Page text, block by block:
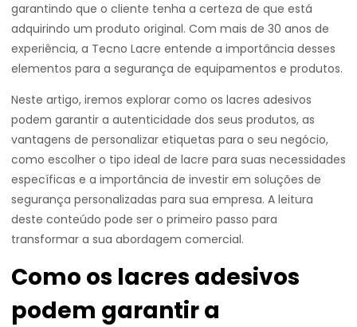
garantindo que o cliente tenha a certeza de que está
adquirindo um produto original. Com mais de 30 anos de
experiência, a Tecno Lacre entende a importância desses
elementos para a segurança de equipamentos e produtos.
Neste artigo, iremos explorar como os lacres adesivos
podem garantir a autenticidade dos seus produtos, as
vantagens de personalizar etiquetas para o seu negócio,
como escolher o tipo ideal de lacre para suas necessidades
específicas e a importância de investir em soluções de
segurança personalizadas para sua empresa. A leitura
deste conteúdo pode ser o primeiro passo para
transformar a sua abordagem comercial.
Como os lacres adesivos
podem garantir a